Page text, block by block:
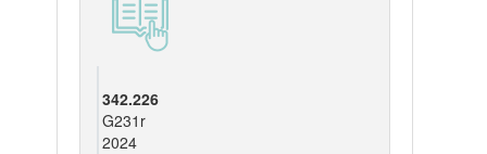
342.226
G231r
2024